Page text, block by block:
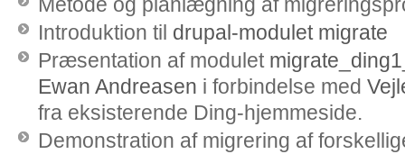
Introduktion til drupal-modulet migrate
Præsentation af modulet
Ewan Andreasen i forbindelse med
fra eksisterende Ding-hjemmeside.
Demonstration af migrering af